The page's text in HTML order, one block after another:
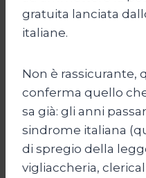
gratuita lanciata
italiane.
Non è rassicurante,
conferma quello
sa già: gli anni
sindrome italiana
di spregio della
vigliaccheria,